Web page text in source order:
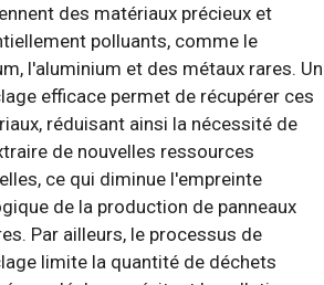
des matériaux précieux et
polluants, comme le
l'aluminium et des métaux rares. Un
efficace permet de récupérer ces
réduisant ainsi la nécessité de
de nouvelles ressources
ce qui diminue l'empreinte
de la production de panneaux
Par ailleurs, le processus de
limite la quantité de déchets